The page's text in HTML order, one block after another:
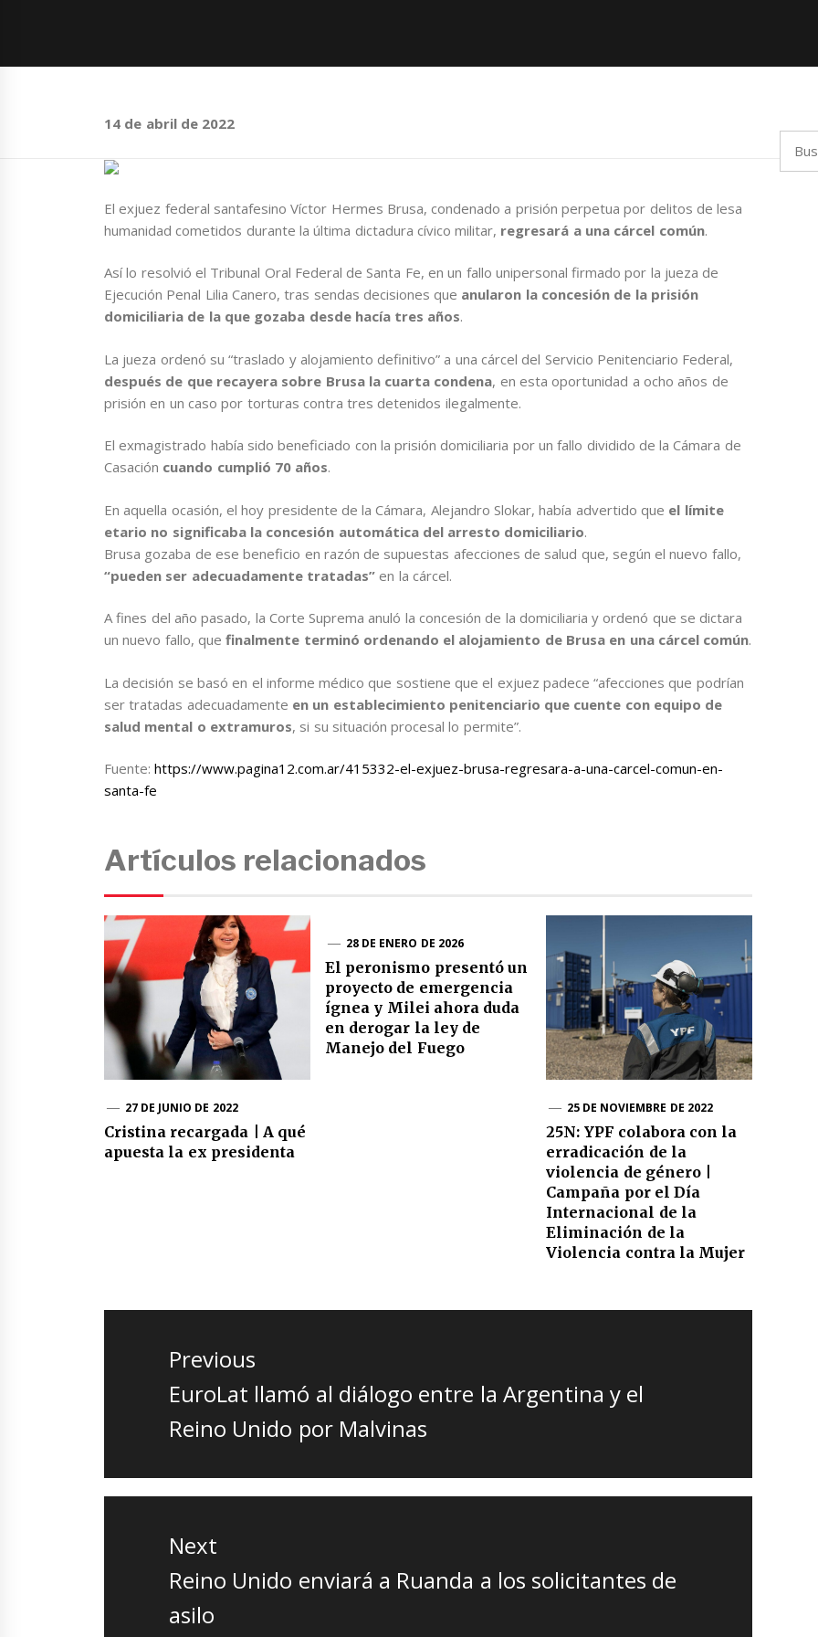
14 de abril de 2022
El exjuez federal santafesino Víctor Hermes Brusa, condenado a prisión perpetua por delitos de lesa
humanidad cometidos durante la última dictadura cívico militar, regresará a una cárcel común.
Así lo resolvió el Tribunal Oral Federal de Santa Fe, en un fallo unipersonal firmado por la jueza de
Ejecución Penal Lilia Canero, tras sendas decisiones que anularon la concesión de la prisión
domiciliaria de la que gozaba desde hacía tres años.
La jueza ordenó su “traslado y alojamiento definitivo” a una cárcel del Servicio Penitenciario Federal,
después de que recayera sobre Brusa la cuarta condena, en esta oportunidad a ocho años de
prisión en un caso por torturas contra tres detenidos ilegalmente.
El exmagistrado había sido beneficiado con la prisión domiciliaria por un fallo dividido de la Cámara de
Casación cuando cumplió 70 años.
En aquella ocasión, el hoy presidente de la Cámara, Alejandro Slokar, había advertido que el límite
etario no significaba la concesión automática del arresto domiciliario.
Brusa gozaba de ese beneficio en razón de supuestas afecciones de salud que, según el nuevo fallo,
“pueden ser adecuadamente tratadas”en la cárcel.
A fines del año pasado, la Corte Suprema anuló la concesión de la domiciliaria y ordenó que se dictara
un nuevo fallo, quefinalmente terminó ordenando el alojamiento de Brusa en una cárcel común.
La decisión se basó en el informe médico que sostiene que el exjuez padece “afecciones que podrían
ser tratadas adecuadamente en un establecimiento penitenciario que cuente con equipo de
salud mental o extramuros, si su situación procesal lo permite”.
Fuente:https://www.pagina12.com.ar/415332-el-exjuez-brusa-regresara-a-una-carcel-comun-en-
santa-fe
Artículos relacionados
27 DE JUNIO DE 2022
Cristina recargada | A qué
apuesta la ex presidenta
28 DE ENERO DE 2026
El peronismo presentó un
proyecto de emergencia
ígnea y Milei ahora duda
en derogar la ley de
Manejo del Fuego
25 DE NOVIEMBRE DE 2022
25N: YPF colabora con la
erradicación de la
violencia de género |
Campaña por el Día
Internacional de la
Eliminación de la
Violencia contra la Mujer
Navegación
entradas
Previous
Previous
post:
EuroLat llamó al diálogo entre la Argentina y el
Reino Unido por Malvinas
Next
Next
post:
Reino Unido enviará a Ruanda a los solicitantes de
asilo